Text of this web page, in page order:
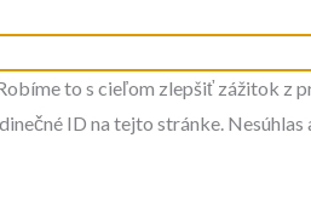
to s cieľom zlepšiť zážitok z
ID na tejto stránke.